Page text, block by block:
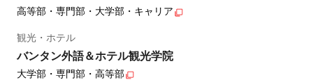
高等部・専門部・大学部・キャリア
観光・ホテル
バンタン外語＆ホテル観光学院
大学部・専門部・高等部